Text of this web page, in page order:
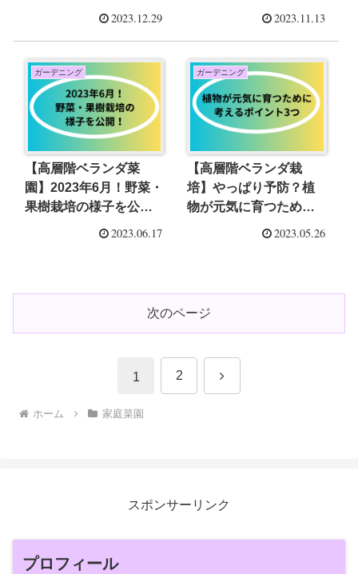
ムを紹介します！2023.12.29 2023.11.13
ガーデニング
【高層階ベランダ菜
園】2023年6月！野菜・
果樹栽培の様子を公
2023.06.17
ガーデニング
【高層階ベランダ栽
培】やっぱり予防？植
物が元気に育つために
考えるポイント3つ2023.05.26
次のページ
1 2 次
ホーム 家庭菜園
スポンサーリンク
プロフィール